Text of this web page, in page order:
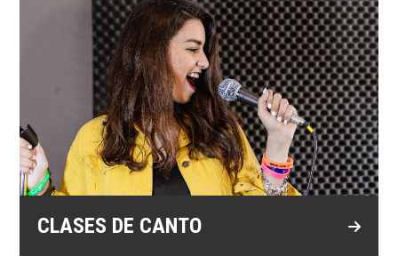
CLASES DE CANTO